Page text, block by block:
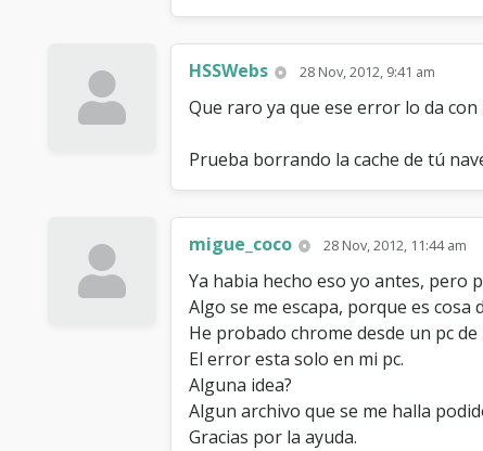
HSSWebs 28 Nov, 2012, 9:41 am
Que raro ya que ese error lo da con
Prueba borrando la cache de tú
migue_coco 28 Nov, 2012, 11:44 am
Ya habia hecho eso yo antes, pero
Algo se me escapa, porque es cosa
He probado chrome desde un pc
El error esta solo en mi pc.
Alguna idea?
Algun archivo que se me halla
Gracias por la ayuda.